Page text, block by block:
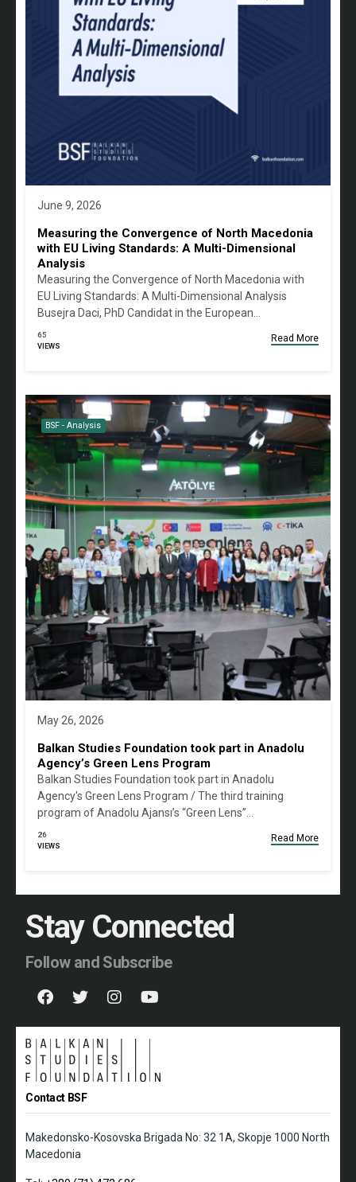
June 9, 2026
Measuring the Convergence of North Macedonia
with EU Living Standards: A Multi-Dimensional
Analysis
Measuring the Convergence of North Macedonia with
EU Living Standards: A Multi-Dimensional Analysis
Busejra Daci, PhD Candidat in the European…
65
VIEWS
Read More
BSF - Analysis
May 26, 2026
Balkan Studies Foundation took part in Anadolu
Agency’s Green Lens Program
Balkan Studies Foundation took part in Anadolu
Agency's Green Lens Program / The third training
program of Anadolu Ajansı’s “Green Lens”…
26
VIEWS
Read More
Stay Connected
Follow and Subscribe
Contact BSF
Makedonsko-Kosovska Brigada No: 32 1A, Skopje 1000 North
Macedonia